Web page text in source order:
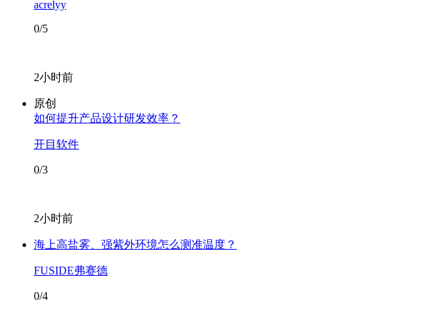
acrelyy
0/5
2小时前
原创
如何提升产品设计研发效率？
开目软件
0/3
2小时前
海上高盐雾、强紫外环境怎么测准温度？
FUSIDE弗赛德
0/4